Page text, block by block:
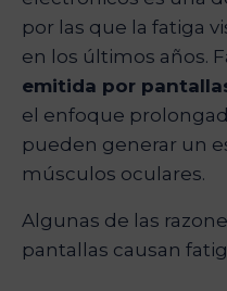
por las que la fatiga
en los últimos años.
emitida por
el enfoque
pueden generar un
músculos oculares.
Algunas de las
pantallas causan